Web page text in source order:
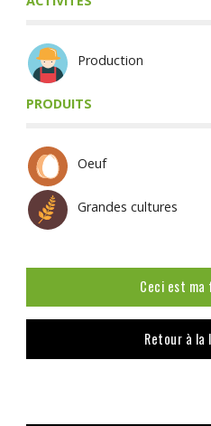
Production
PRODUITS
Oeuf
Grandes cultures
Ceci est ma
Retour à la